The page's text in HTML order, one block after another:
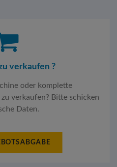
verkaufen ?
oder komplette
verkaufen? Bitte schicken
Daten.